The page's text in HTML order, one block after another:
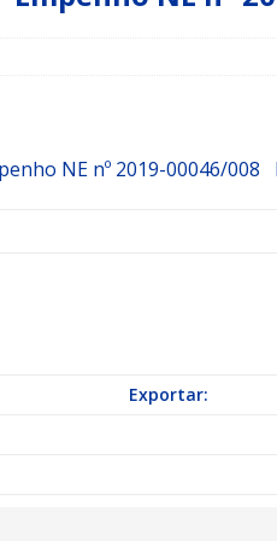
2026 para pavimentação asfáltica
NE nº 2019-00046/008
Exportar: